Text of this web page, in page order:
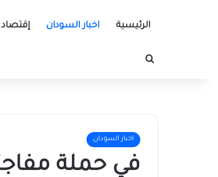
الرئيسية اخبار السودان إقتصاد
بحث عن
اخبار السودان
في حملة